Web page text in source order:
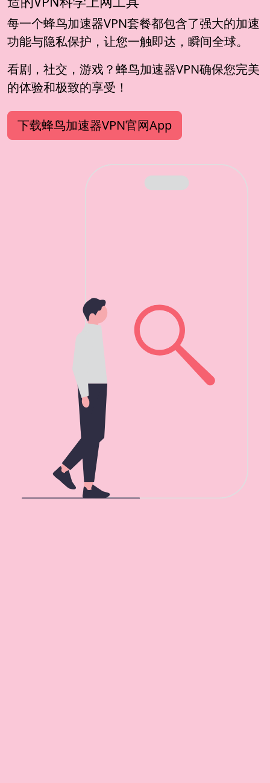
每一个蜂鸟加速器VPN套餐都包含了强大的加速
功能与隐私保护，让您一触即达，瞬间全球。
看剧，社交，游戏？蜂鸟加速器VPN确保您完美
的体验和极致的享受！
下载蜂鸟加速器VPN官网App